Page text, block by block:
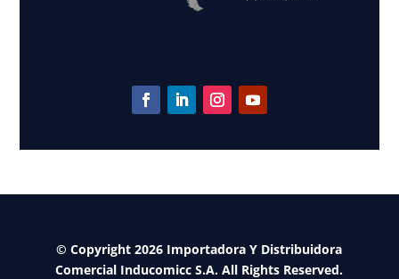
© Copyright 2026 Importadora Y Distribuidora
Comercial Inducomicc S.A. All Rights Reserved.